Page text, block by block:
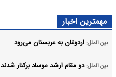
مهمترین اخبار
بین الملل: اردوغان به عربستان می‌رود
بین الملل: دو مقام ارشد موساد برکنار شدند